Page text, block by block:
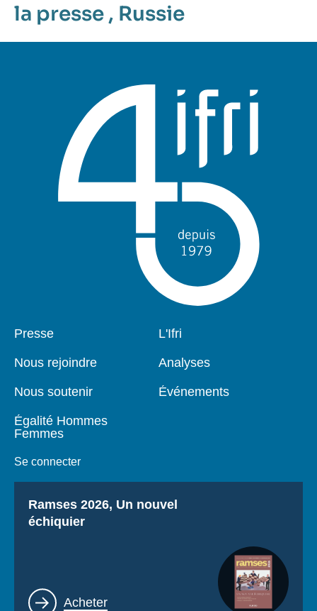
la presse , Russie
Pied
Presse
Nous rejoindre
Nous soutenir
Égalité Hommes
Femmes
Se connecter
Navigation
L'Ifri
Analyses
Événements
Titre
Ramses 2026, Un nouvel
échiquier
Lien
Acheter